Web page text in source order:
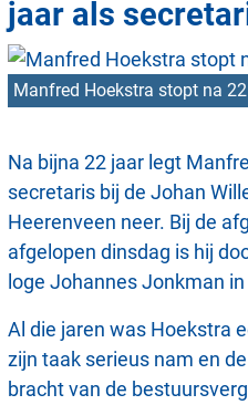
jaar als
Manfred Hoekstra stopt na
Na bijna 22 jaar legt
secretaris bij de Johan
Heerenveen neer. Bij de
afgelopen dinsdag is hij
loge Johannes Jonkman
Al die jaren was Hoekstra
zijn taak serieus nam en
bracht van de